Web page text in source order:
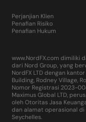
Perjanjian Klien
Penafian Risiko
Penafian Hukum
www.NordFX.com dimiliki
dari Nord Group, yang
NordFX LTD dengan
Building, Rodney Village,
Nomor Registrasi 2023-
Maximus Global LTD,
oleh Otoritas Jasa
dan alamat operasional di
Seychelles.